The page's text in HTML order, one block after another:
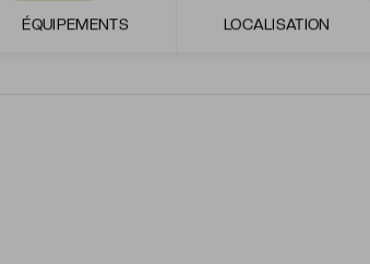
ÉQUIPEMENTS LOCALISATION